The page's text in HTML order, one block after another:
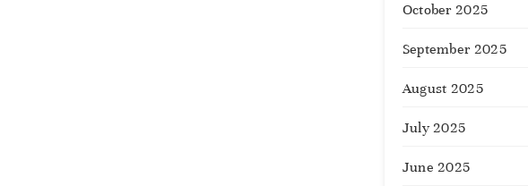
October 2025
September 2025
August 2025
July 2025
June 2025